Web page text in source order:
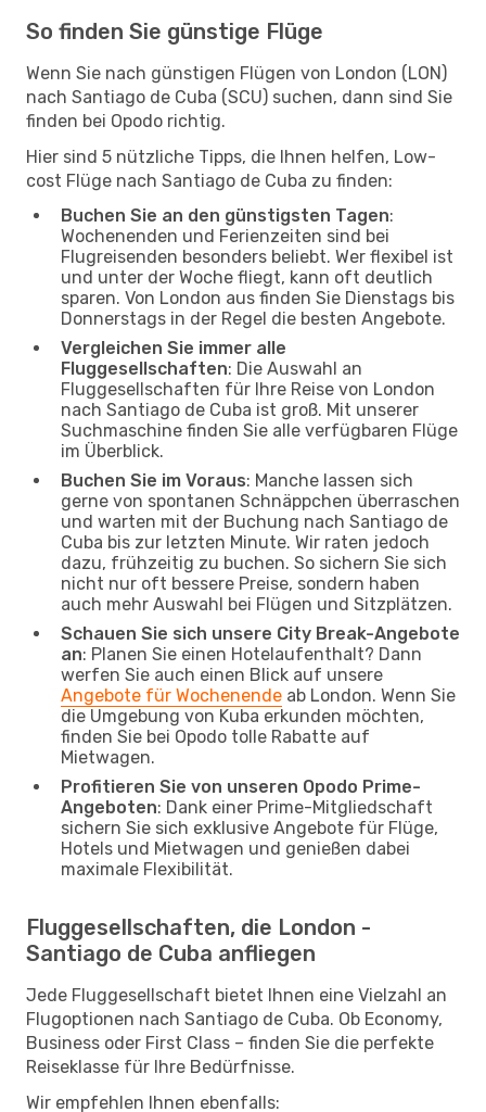
So finden Sie günstige Flüge
Wenn Sie nach günstigen Flügen von London (LON)
nach Santiago de Cuba (SCU) suchen, dann sind Sie
finden bei Opodo richtig.
Hier sind 5 nützliche Tipps, die Ihnen helfen, Low-
cost Flüge nach Santiago de Cuba zu finden:
Buchen Sie an den günstigsten Tagen:
Wochenenden und Ferienzeiten sind bei
Flugreisenden besonders beliebt. Wer flexibel ist
und unter der Woche fliegt, kann oft deutlich
sparen. Von London aus finden Sie Dienstags bis
Donnerstags in der Regel die besten Angebote.
Vergleichen Sie immer alle
Fluggesellschaften: Die Auswahl an
Fluggesellschaften für Ihre Reise von London
nach Santiago de Cuba ist groß. Mit unserer
Suchmaschine finden Sie alle verfügbaren Flüge
im Überblick.
Buchen Sie im Voraus: Manche lassen sich
gerne von spontanen Schnäppchen überraschen
und warten mit der Buchung nach Santiago de
Cuba bis zur letzten Minute. Wir raten jedoch
dazu, frühzeitig zu buchen. So sichern Sie sich
nicht nur oft bessere Preise, sondern haben
auch mehr Auswahl bei Flügen und Sitzplätzen.
Schauen Sie sich unsere City Break-Angebote
an: Planen Sie einen Hotelaufenthalt? Dann
werfen Sie auch einen Blick auf unsere
Angebote für Wochenende ab London. Wenn Sie
die Umgebung von Kuba erkunden möchten,
finden Sie bei Opodo tolle Rabatte auf
Mietwagen.
Profitieren Sie von unseren Opodo Prime-
Angeboten: Dank einer Prime-Mitgliedschaft
sichern Sie sich exklusive Angebote für Flüge,
Hotels und Mietwagen und genießen dabei
maximale Flexibilität.
Fluggesellschaften, die London -
Santiago de Cuba anfliegen
Jede Fluggesellschaft bietet Ihnen eine Vielzahl an
Flugoptionen nach Santiago de Cuba. Ob Economy,
Business oder First Class – finden Sie die perfekte
Reiseklasse für Ihre Bedürfnisse.
Wir empfehlen Ihnen ebenfalls: